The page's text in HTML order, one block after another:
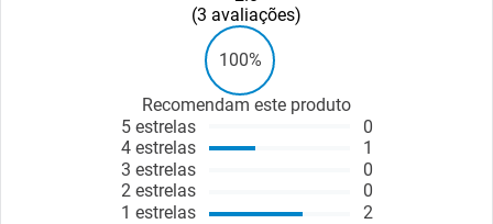
3 avaliações
100%
Recomendam este produto
5 estrelas
4 estrelas
3 estrelas
2 estrelas
1 estrelas
0
1
0
0
2